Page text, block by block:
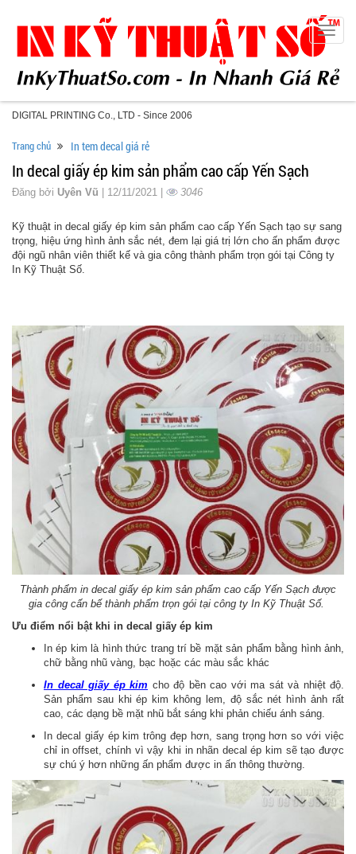
DIGITAL PRINTING Co., LTD - Since 2006
Toggle
Trang chủ In tem decal giá rẻ
In decal giấy ép kim sản phẩm cao cấp Yến Sạch
Đăng bởi Uyên Vũ | 12/11/2021 | 3046
Kỹ thuật in decal giấy ép kim sản phẩm cao cấp Yến Sạch tạo sự sang
trọng, hiệu ứng hình ảnh sắc nét, đem lại giá trị lớn cho ấn phẩm được
đội ngũ nhân viên thiết kế và gia công thành phẩm trọn gói tại Công ty
In Kỹ Thuật Số.
Thành phẩm in decal giấy ép kim sản phẩm cao cấp Yến Sạch được
gia công cấn bế thành phẩm trọn gói tại công ty In Kỹ Thuật Số.
Ưu điểm nổi bật khi in decal giấy ép kim
In ép kim là hình thức trang trí bề mặt sản phẩm bằng hình ảnh,
chữ bằng nhũ vàng, bạc hoặc các màu sắc khác
In decal giấy ép kim cho độ bền cao với ma sát và nhiệt độ.
Sản phẩm sau khi ép kim không lem, độ sắc nét hình ảnh rất
cao, các dạng bề mặt nhũ bắt sáng khi phản chiếu ánh sáng.
In decal giấy ép kim trông đẹp hơn, sang trọng hơn so với việc
chỉ in offset, chính vì vậy khi in nhãn decal ép kim sẽ tạo được
sự chú ý hơn những ấn phẩm được in ấn thông thường.